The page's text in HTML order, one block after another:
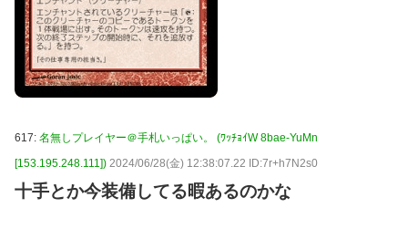
617: 名無しプレイヤー＠手札いっぱい。 (ﾜｯﾁｮｲW 8bae-YuMn
[153.195.248.111]) 2024/06/28(金) 12:38:07.22 ID:7r+h7N2s0
十手とか今装備してる暇あるのかな